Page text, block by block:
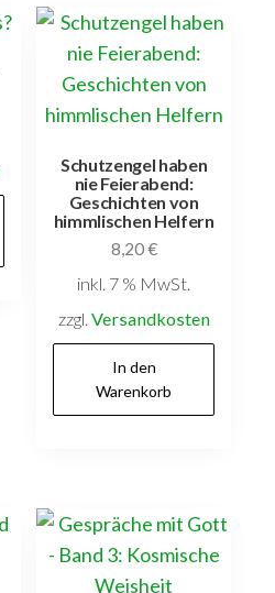
Schutzengel haben
nie Feierabend:
Geschichten von
himmlischen Helfern
8,20€
inkl. 7 % MwSt.
zzgl. Versandkosten
In den
Warenkorb